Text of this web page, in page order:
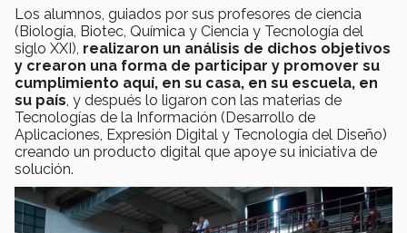
Los alumnos, guiados por sus profesores de ciencia
(Biología, Biotec, Química y Ciencia y Tecnología del
siglo XXI), realizaron un análisis de dichos objetivos
y crearon una forma de participar y promover su
cumplimiento aquí, en su casa, en su escuela, en
su país , y después lo ligaron con las materias de
Tecnologías de la Información (Desarrollo de
Aplicaciones, Expresión Digital y Tecnología del Diseño)
creando un producto digital que apoye su iniciativa de
solución.